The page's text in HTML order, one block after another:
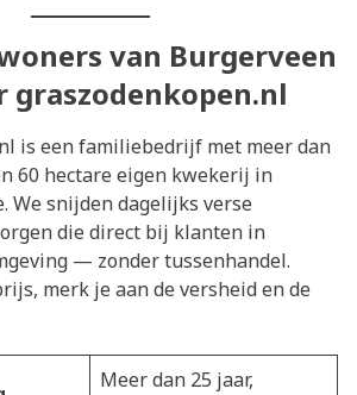
van Burgerveen
graszodenkopen.nl
is een familiebedrijf met meer dan
60 hectare eigen kwekerij in
We snijden dagelijks verse
die direct bij klanten in
— zonder tussenhandel.
merk je aan de versheid en de
Meer dan 25 jaar,